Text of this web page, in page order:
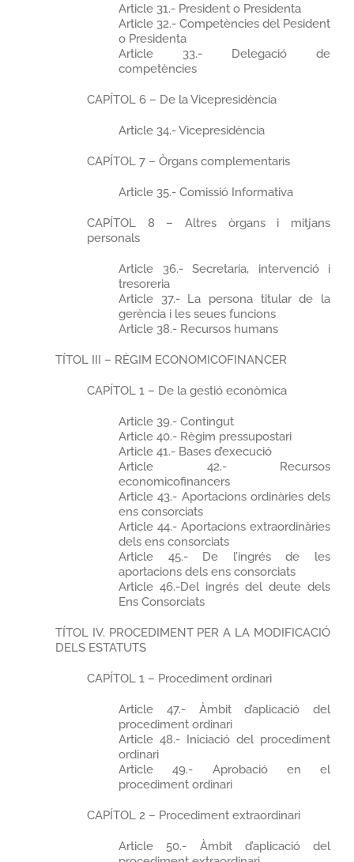
Article 31.- President o Presidenta
Article 32.- Competències del Pesident
o Presidenta
Article 33.- Delegació de
competències
CAPÍTOL 6 – De la Vicepresidència
Article 34.- Vicepresidència
CAPÍTOL 7 – Òrgans complementaris
Article 35.- Comissió Informativa
CAPÍTOL 8 – Altres òrgans i mitjans
personals
Article 36.- Secretaria, intervenció i
tresoreria
Article 37.- La persona titular de la
gerència i les seues funcions
Article 38.- Recursos humans
TÍTOL III – RÈGIM ECONOMICOFINANCER
CAPÍTOL 1 – De la gestió econòmica
Article 39.- Contingut
Article 40.- Règim pressupostari
Article 41.- Bases d’execució
Article 42.- Recursos
economicofinancers
Article 43.- Aportacions ordinàries dels
ens consorciats
Article 44.- Aportacions extraordinàries
dels ens consorciats
Article 45.- De l’ingrés de les
aportacions dels ens consorciats
Article 46.-Del ingrés del deute dels
Ens Consorciats
TÍTOL IV. PROCEDIMENT PER A LA MODIFICACIÓ
DELS ESTATUTS
CAPÍTOL 1 – Procediment ordinari
Article 47.- Àmbit d’aplicació del
procediment ordinari
Article 48.- Iniciació del procediment
ordinari
Article 49.- Aprobació en el
procediment ordinari
CAPÍTOL 2 – Procediment extraordinari
Article 50.- Àmbit d’aplicació del